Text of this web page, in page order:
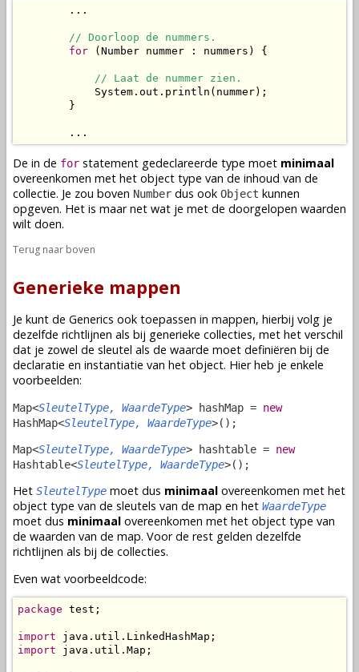
        ...
// Doorloop de nummers.
for (Number nummer : nummers) {
// Laat de nummer zien.
            System.out.println(nummer);
        }
        ...
De in de for statement gedeclareerde type moet minimaal
overeenkomen met het object type van de inhoud van de
collectie. Je zou boven Number dus ook Object kunnen
opgeven. Het is maar net wat je met de doorgelopen waarden
wilt doen.
Terug naar boven
Generieke mappen
Je kunt de Generics ook toepassen in mappen, hierbij volg je
dezelfde richtlijnen als bij generieke collecties, met het verschil
dat je zowel de sleutel als de waarde moet definiëren bij de
declaratie en instantiatie van het object. Hier heb je enkele
voorbeelden:
Map<SleutelType, WaardeType> hashMap = new
HashMap<SleutelType, WaardeType>();
Map<SleutelType, WaardeType> hashtable = new
Hashtable<SleutelType, WaardeType>();
Het SleutelType moet dus minimaal overeenkomen met het
object type van de sleutels van de map en het WaardeType
moet dus minimaal overeenkomen met het object type van
de waarden van de map. Voor de rest gelden dezelfde
richtlijnen als bij de collecties.
Even wat voorbeeldcode:
package test;
import
import java.util.Map;